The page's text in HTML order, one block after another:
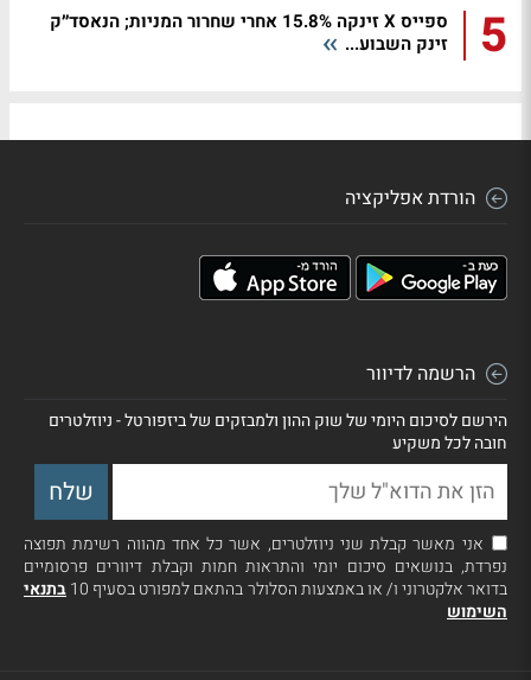
5
ספייס X זינקה 15.8% אחרי שחרור המניות; הנאסד״ק
זינק השבוע...
הורדת אפליקציה
הרשמה לדיוור
הירשם לסיכום היומי של שוק ההון ולמבזקים של ביזפורטל - ניוזלטרים
חובה לכל משקיע
אני מאשר קבלת שני ניוזלטרים, אשר כל אחד מהווה רשימת תפוצה
נפרדת, בנושאים סיכום יומי והתראות חמות וקבלת דיוורים פרסומיים
בדואר אלקטרוני ו/ או באמצעות הסלולר בהתאם למפורט בסעיף 10
בתנאי
השימוש